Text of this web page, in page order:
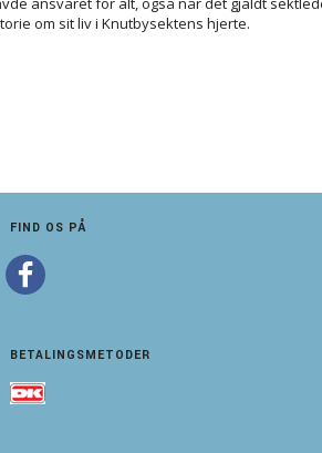
om sit liv i Knutbysektens hjerte.
FIND OS PÅ
BETALINGSMETODER